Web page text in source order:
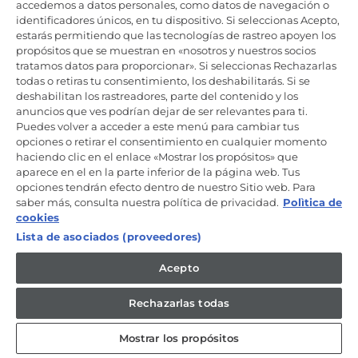
Productos de cuidado y mantenimiento
Mantente en contacto
Regístrate ahora
Candy Hoover Group Srl –con accionista único, empresa que
gestiona y coordina la actividad de Candy S.p.A, con domicilio fiscal
en Via Comolli, 57 - 20861 Brugherio (MB) – Sede administrativa: Via
Privata Eden Fumagalli - 20861 Brugherio (MB). - Italia con capital
Mercantil/ tributación de Monza y Brianza 04666310158 – IVA núm.
IT00786860965
ES / Español
accedemos a datos personales, como datos de navegación o
identificadores únicos, en tu dispositivo. Si seleccionas Acepto,
estarás permitiendo que las tecnologías de rastreo apoyen los
propósitos que se muestran en «nosotros y nuestros socios
tratamos datos para proporcionar». Si seleccionas Rechazarlas
todas o retiras tu consentimiento, los deshabilitarás. Si se
deshabilitan los rastreadores, parte del contenido y los
anuncios que ves podrían dejar de ser relevantes para ti.
Puedes volver a acceder a este menú para cambiar tus
opciones o retirar el consentimiento en cualquier momento
haciendo clic en el enlace «Mostrar los propósitos» que
aparece en el en la parte inferior de la página web. Tus
opciones tendrán efecto dentro de nuestro Sitio web. Para
saber más, consulta nuestra política de privacidad. Polìtica de
cookies
Lista de asociados (proveedores)
Acepto
Rechazarlas todas
Mostrar los propósitos